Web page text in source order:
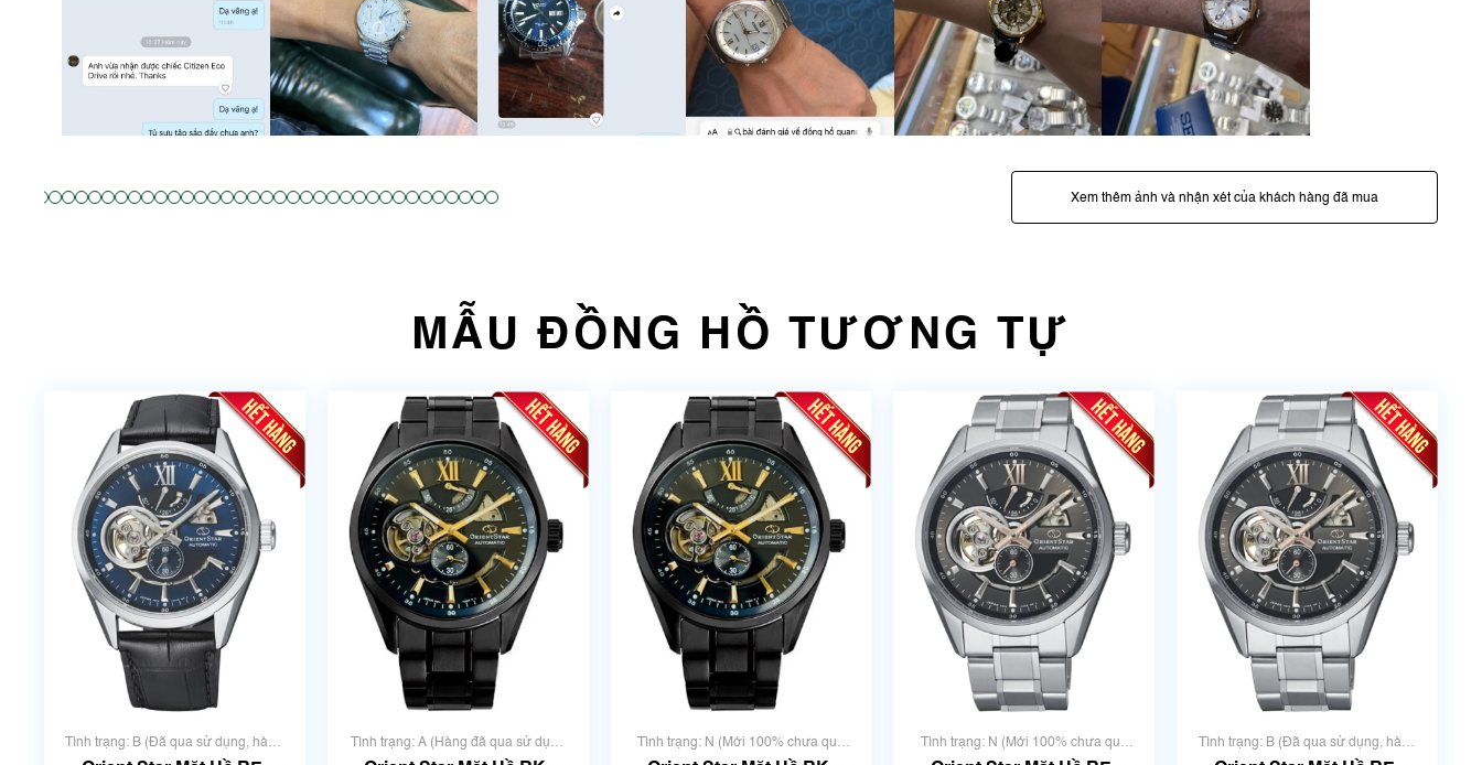
Xem thêm ảnh và nhận xét của khách hàng đã mua
MẪU ĐỒNG HỒ TƯƠNG TỰ
Tình trạng: B (Đã qua sử dụng, hàng
Tình trạng: A (Hàng đã qua sử dụng
Tình trạng: N (Mới 100% chưa qua
Tình trạng: N (Mới 100% chưa qua
Tình trạng: B (Đã qua sử dụng, hàng